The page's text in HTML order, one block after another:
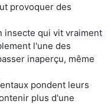
provoquer des
insecte qui vit vraiment
l'une des
inaperçu, même
pondent leurs
plus d'une